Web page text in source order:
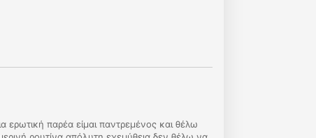
ερωτική παρέα είμαι παντρεμένος και θέλω